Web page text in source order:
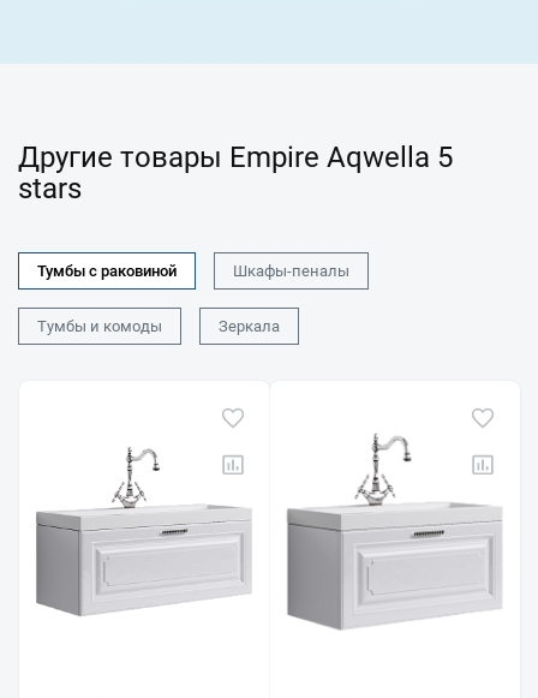
Другие товары Empire Aqwella 5
stars
Тумбы с раковиной Шкафы-пеналы
Тумбы и комоды Зеркала